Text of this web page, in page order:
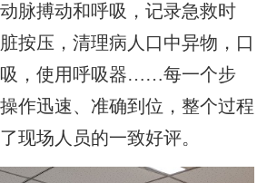
脉搏动和呼吸，记录急救时
按压，清理病人口中异物，口
吸，使用呼吸器……每一个步
作迅速、准确到位，整个过程
现场人员的一致好评。